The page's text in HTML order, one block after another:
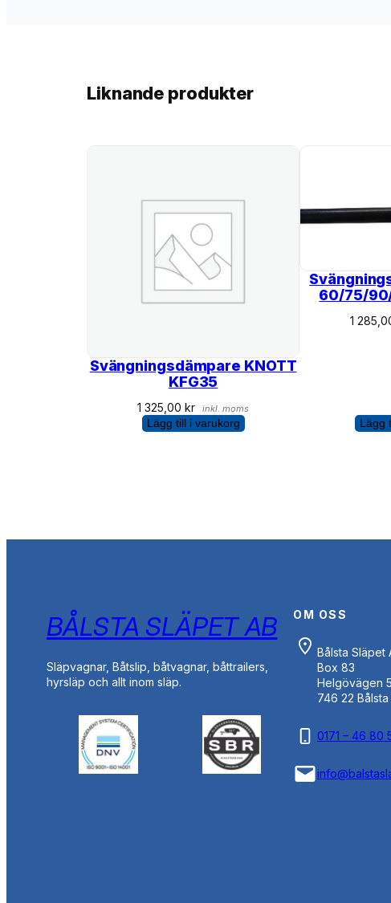
Liknande produkter
Svängningsdämpare KNOTT
KFG35
1 325,00kr inkl. moms
Lägg till i varukorg
60/75/90/
1
Lägg
BÅLSTA SLÄPET AB
Släpvagnar, Båtslip, båtvagnar, båttrailers,
hyrsläp och allt inom släp.
OM OSS
Bålsta Släpet
Box 83
Helgövägen 5
746 22 Bålsta
0171 – 46 80